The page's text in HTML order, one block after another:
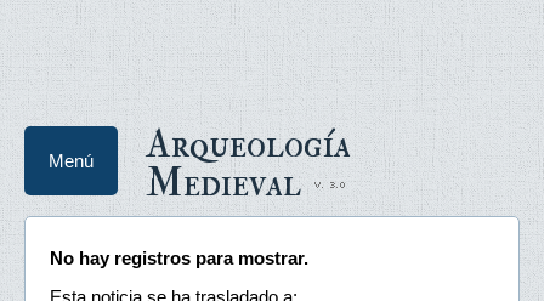
Arqueología
Medieval
Menú
No hay registros para mostrar.
Esta noticia se ha trasladado a: